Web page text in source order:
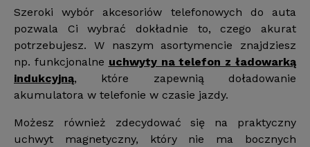
Szeroki wybór akcesoriów telefonowych do auta
pozwala Ci wybrać dokładnie to, czego akurat
potrzebujesz. W naszym asortymencie znajdziesz
np. funkcjonalne uchwyty na telefon z ładowarką
indukcyjną, które zapewnią doładowanie
akumulatora w telefonie w czasie jazdy.
Możesz również zdecydować się na praktyczny
uchwyt magnetyczny, który nie ma bocznych